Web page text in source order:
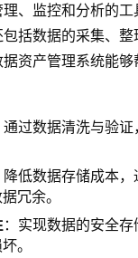
、监控和分析的
括数据的采集、
资产管理系统能
通过数据清洗与验
降低数据存储成本
冗余。
：实现数据的安全
。